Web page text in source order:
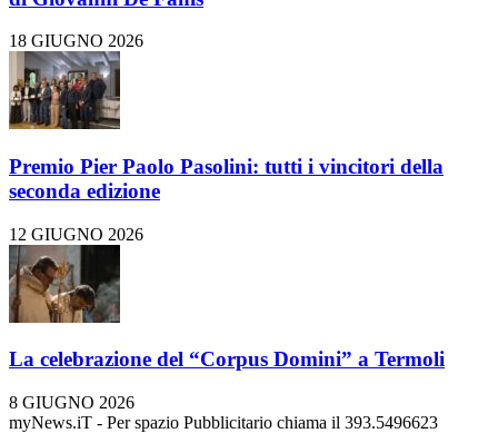
18 GIUGNO 2026
Premio Pier Paolo Pasolini: tutti i vincitori della
seconda edizione
12 GIUGNO 2026
La celebrazione del “Corpus Domini” a Termoli
8 GIUGNO 2026
myNews.iT - Per spazio Pubblicitario chiama il 393.5496623